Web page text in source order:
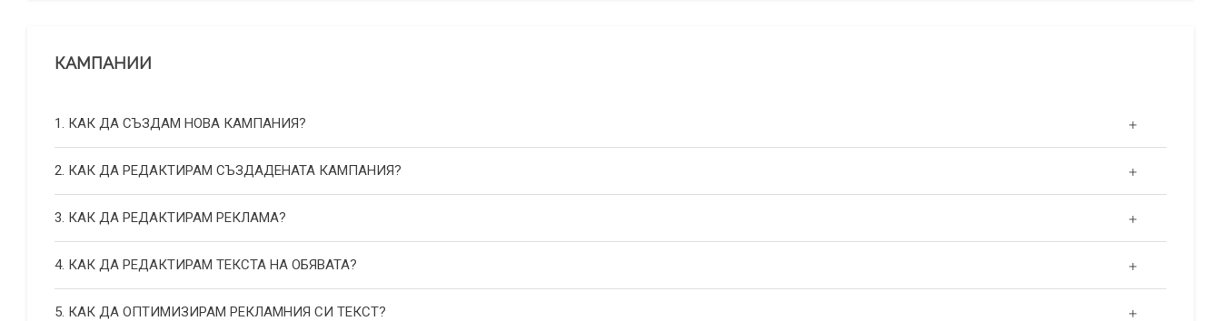
КАМПАНИИ
1. КАК ДА СЪЗДАМ НОВА КАМПАНИЯ?
2. КАК ДА РЕДАКТИРАМ СЪЗДАДЕНАТА КАМПАНИЯ?
3. КАК ДА РЕДАКТИРАМ РЕКЛАМА?
4. КАК ДА РЕДАКТИРАМ ТЕКСТА НА ОБЯВАТА?
5. КАК ДА ОПТИМИЗИРАМ РЕКЛАМНИЯ СИ ТЕКСТ?